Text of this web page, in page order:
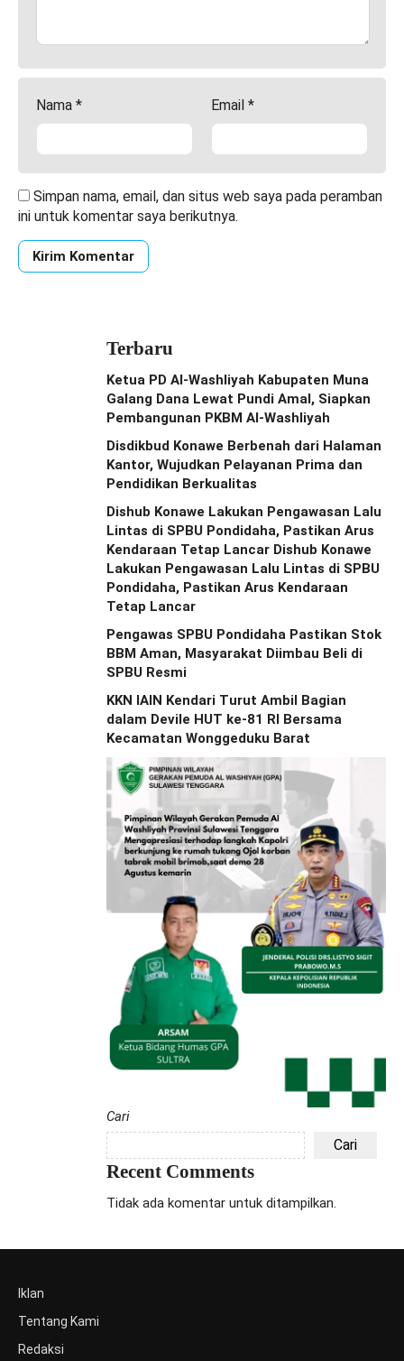
Nama * Email *
Simpan nama, email, dan situs web saya pada peramban
ini untuk komentar saya berikutnya.
Terbaru
Ketua PD Al-Washliyah Kabupaten Muna
Galang Dana Lewat Pundi Amal, Siapkan
Pembangunan PKBM Al-Washliyah
Disdikbud Konawe Berbenah dari Halaman
Kantor, Wujudkan Pelayanan Prima dan
Pendidikan Berkualitas
Dishub Konawe Lakukan Pengawasan Lalu
Lintas di SPBU Pondidaha, Pastikan Arus
Kendaraan Tetap Lancar Dishub Konawe
Lakukan Pengawasan Lalu Lintas di SPBU
Pondidaha, Pastikan Arus Kendaraan
Tetap Lancar
Pengawas SPBU Pondidaha Pastikan Stok
BBM Aman, Masyarakat Diimbau Beli di
SPBU Resmi
KKN IAIN Kendari Turut Ambil Bagian
dalam Devile HUT ke-81 RI Bersama
Kecamatan Wonggeduku Barat
Cari
Cari
Recent Comments
Tidak ada komentar untuk ditampilkan.
Iklan
Tentang Kami
Redaksi